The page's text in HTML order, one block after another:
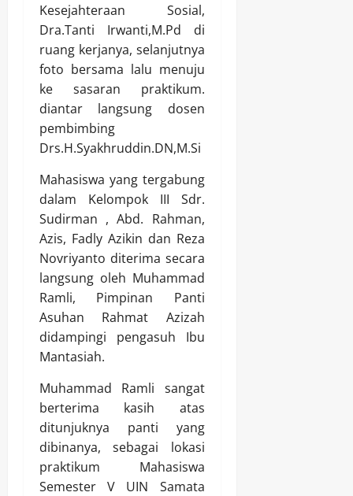
Kesejahteraan Sosial,
Dra.Tanti Irwanti,M.Pd di
ruang kerjanya, selanjutnya
foto bersama lalu menuju
ke sasaran praktikum.
diantar langsung dosen
pembimbing
Drs.H.Syakhruddin.DN,M.Si
Mahasiswa yang tergabung
dalam Kelompok III Sdr.
Sudirman , Abd. Rahman,
Azis, Fadly Azikin dan Reza
Novriyanto diterima secara
langsung oleh Muhammad
Ramli, Pimpinan Panti
Asuhan Rahmat Azizah
didampingi pengasuh Ibu
Mantasiah.
Muhammad Ramli sangat
berterima kasih atas
ditunjuknya panti yang
dibinanya, sebagai lokasi
praktikum Mahasiswa
Semester V UIN Samata